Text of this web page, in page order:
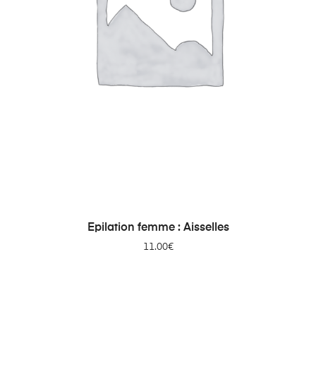
AJOUTER AU PANIER
Epilation femme : Aisselles
11.00€